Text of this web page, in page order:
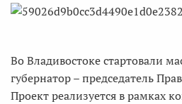
Во Владивостоке стартовали
губернатор – председатель
Проект реализуется в рамках